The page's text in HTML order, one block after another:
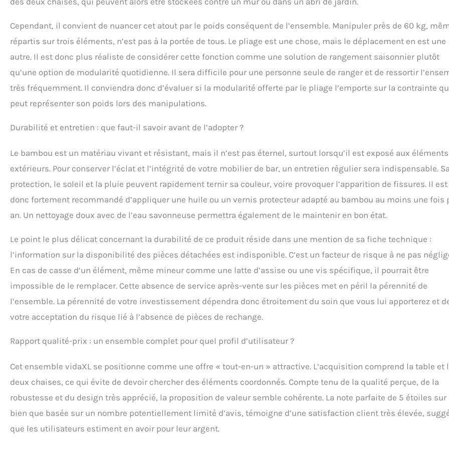
Cependant, il convient de nuancer cet atout par le poids conséquent de l’ensemble. Manipuler près de 60 kg,
répartis sur trois éléments, n’est pas à la portée de tous. Le pliage est une chose, mais le déplacement en est une
autre. Il est donc plus réaliste de considérer cette fonction comme une solution de rangement saisonnier plutôt
qu’une option de modularité quotidienne. Il sera difficile pour une personne seule de ranger et de ressortir
très fréquemment. Il conviendra donc d’évaluer si la modularité offerte par le pliage l’emporte sur la contrainte
peut représenter son poids lors des manipulations.
Durabilité et entretien : que faut-il savoir avant de l’adopter ?
Le bambou est un matériau vivant et résistant, mais il n’est pas éternel, surtout lorsqu’il est exposé aux éléments
extérieurs. Pour conserver l’éclat et l’intégrité de votre mobilier de bar, un entretien régulier sera indispensable.
protection, le soleil et la pluie peuvent rapidement ternir sa couleur, voire provoquer l’apparition de fissures. Il est
donc fortement recommandé d’appliquer une huile ou un vernis protecteur adapté au bambou au moins une fois
an. Un nettoyage doux avec de l’eau savonneuse permettra également de le maintenir en bon état.
Le point le plus délicat concernant la durabilité de ce produit réside dans une mention de sa fiche technique :
l’information sur la disponibilité des pièces détachées est indisponible. C’est un facteur de risque à ne pas
En cas de casse d’un élément, même mineur comme une latte d’assise ou une vis spécifique, il pourrait être
impossible de le remplacer. Cette absence de service après-vente sur les pièces met en péril la pérennité de
l’ensemble. La pérennité de votre investissement dépendra donc étroitement du soin que vous lui apporterez et
votre acceptation du risque lié à l’absence de pièces de rechange.
Rapport qualité-prix : un ensemble complet pour quel profil d’utilisateur ?
Cet ensemble vidaXL se positionne comme une offre « tout-en-un » attractive. L’acquisition comprend la table et
deux chaises, ce qui évite de devoir chercher des éléments coordonnés. Compte tenu de la qualité perçue, de la
robustesse et du design très apprécié, la proposition de valeur semble cohérente. La note parfaite de 5 étoiles sur
bien que basée sur un nombre potentiellement limité d’avis, témoigne d’une satisfaction client très élevée,
que les utilisateurs estiment en avoir pour leur argent.